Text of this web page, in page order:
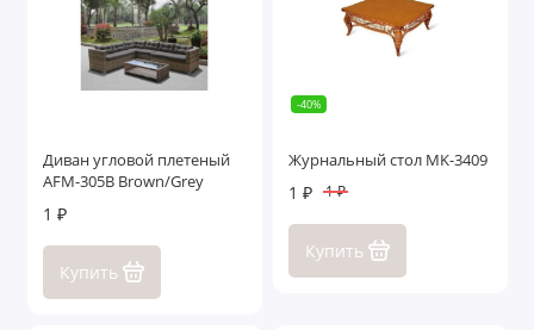
Диван угловой плетеный
AFM-305B Brown/Grey
1 ₽
Купить
-40%
Журнальный стол MK-3409
1 ₽ 1 ₽
Купить